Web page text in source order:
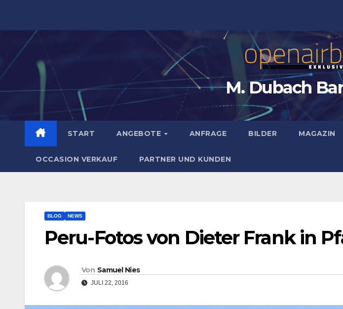
M. Dubach
START ANGEBOTE ANFRAGE BILDER MAGAZIN
OCCASION VERKAUF PARTNER UND KUNDEN
BLOG NEWS
Peru-Fotos von Dieter Frank in
Von Samuel Nies
JULI 22, 2016